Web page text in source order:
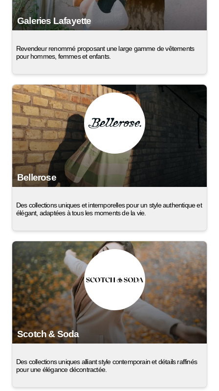
Galeries Lafayette
Revendeur renommé proposant une large gamme de vêtements
pour hommes, femmes et enfants.
Bellerose
Des collections uniques et intemporelles pour un style authentique et
élégant, adaptées à tous les moments de la vie.
Scotch & Soda
Des collections uniques alliant style contemporain et détails raffinés
pour une élégance décontractée.